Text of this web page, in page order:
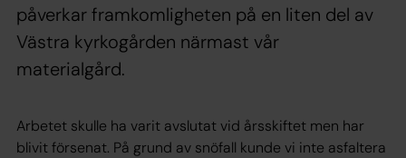
påverkar framkomligheten på en liten del av
Västra kyrkogården närmast vår
materialgård.
Arbetet skulle ha varit avslutat vid årsskiftet men har
blivit försenat. På grund av snöfall kunde vi inte asfaltera